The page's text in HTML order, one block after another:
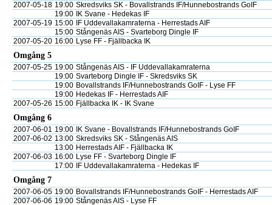
2007-05-18 19:00 Skredsviks SK - Bovallstrands IF/Hunnebostrands GoIF
19:00
IK Svane - Hedekas IF
2007-05-19 15:00
IF Uddevallakamraterna - Herrestads AIF
15:00 Stångenäs AIS - Svarteborg Dingle IF
2007-05-20 16:00 Lyse FF - Fjällbacka IK
Omgång 5
2007-05-25 19:00 Stångenäs AIS - IF Uddevallakamraterna
19:00 Svarteborg Dingle IF - Skredsviks SK
19:00 Bovallstrands IF/Hunnebostrands GoIF - Lyse FF
19:00 Hedekas IF - Herrestads AIF
2007-05-26 15:00 Fjällbacka IK - IK Svane
Omgång 6
2007-06-01 19:00
IK Svane - Bovallstrands IF/Hunnebostrands GoIF
2007-06-02 13:00 Skredsviks SK - Stångenäs AIS
13:00 Herrestads AIF - Fjällbacka IK
2007-06-03 16:00 Lyse FF - Svarteborg Dingle IF
17:00
IF Uddevallakamraterna - Hedekas IF
Omgång 7
2007-06-05 19:00 Bovallstrands IF/Hunnebostrands GoIF - Herrestads AIF
2007-06-06 19:00 Stångenäs AIS - Lyse FF